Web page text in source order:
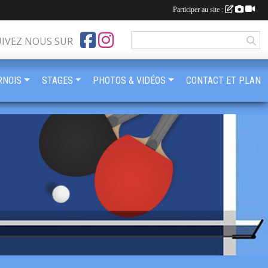
NOUS SUR
STAGES PHOTOS & VIDÉOS CONTACT ET PLAN
Participer au site :